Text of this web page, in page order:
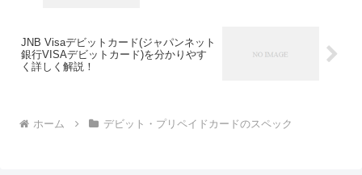
JNB Visaデビットカード(ジャパンネット
銀行VISAデビットカード)を分かりやす
く詳しく解説！
ホーム デビット・プリペイドカードのスペック